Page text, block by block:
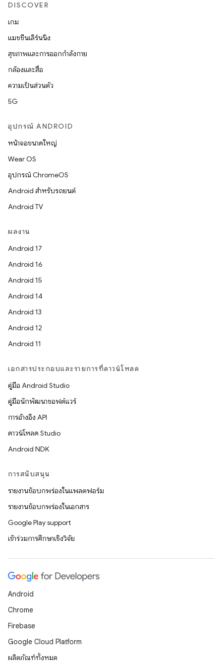
DISCOVER
เกม
แมชชีนเลิร์นนิง
สุขภาพและการออกกำลังกาย
กล้องและสื่อ
ความเป็นส่วนตัว
5G
อุปกรณ์ ANDROID
หน้าจอขนาดใหญ่
Wear OS
อุปกรณ์ ChromeOS
Android สำหรับรถยนต์
Android TV
ผลงาน
Android 17
Android 16
Android 15
Android 14
Android 13
Android 12
Android 11
เอกสารประกอบและรายการที่ดาวน์โหลด
คู่มือ Android Studio
คู่มือนักพัฒนาซอฟต์แวร์
การอ้างอิง API
ดาวน์โหลด Studio
Android NDK
การสนับสนุน
รายงานข้อบกพร่องในแพลตฟอร์ม
รายงานข้อบกพร่องในเอกสาร
Google Play support
เข้าร่วมการศึกษาเชิงวิจัย
Android
Chrome
Firebase
Google Cloud Platform
ผลิตภัณฑ์ทั้งหมด